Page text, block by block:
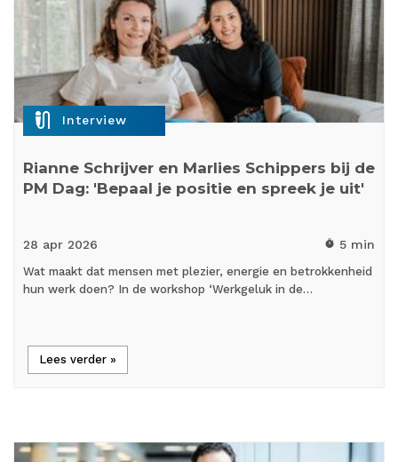
mic_external_on Interview
Rianne Schrijver en Marlies Schippers bij de
PM Dag: 'Bepaal je positie en spreek je uit'
28 apr 2026 timer 5 min
Wat maakt dat mensen met plezier, energie en betrokkenheid
hun werk doen? In de workshop ‘Werkgeluk in de…
Lees verder »